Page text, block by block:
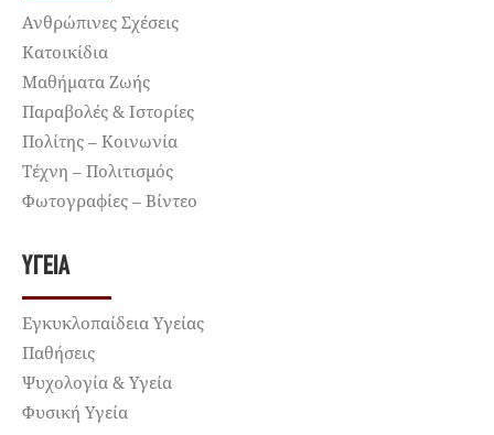
Ανθρώπινες Σχέσεις
Κατοικίδια
Μαθήματα Ζωής
Παραβολές & Ιστορίες
Πολίτης – Κοινωνία
Τέχνη – Πολιτισμός
Φωτογραφίες – Βίντεο
ΥΓΕΊΑ
Εγκυκλοπαίδεια Υγείας
Παθήσεις
Ψυχολογία & Υγεία
Φυσική Υγεία